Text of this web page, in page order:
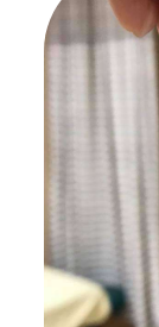
確方式 暖
保護心臟